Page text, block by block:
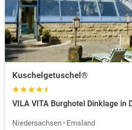
Kuschelgetuschel®
VILA VITA Burghotel Dinklage in
Niedersachsen
Emsland